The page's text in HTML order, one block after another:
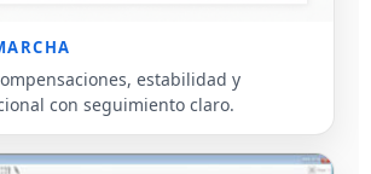
estabilidad y
con seguimiento claro.